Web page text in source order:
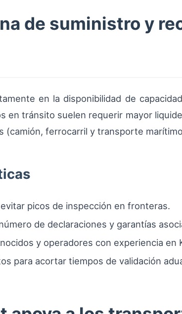
de suministro y
en la disponibilidad de
en tránsito suelen requerir mayor
(camión, ferrocarril y transporte
picos de inspección en fronteras.
de declaraciones y garantías
y operadores con experiencia en
para acortar tiempos de validación